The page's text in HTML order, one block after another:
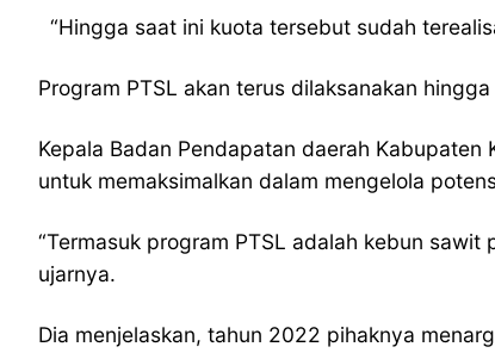
“Hingga saat ini kuota tersebut sudah
Program PTSL akan terus dilaksanakan
Kepala Badan Pendapatan daerah
untuk memaksimalkan dalam mengelola
“Termasuk program PTSL adalah kebun
ujarnya.
Dia menjelaskan, tahun 2022 pihaknya